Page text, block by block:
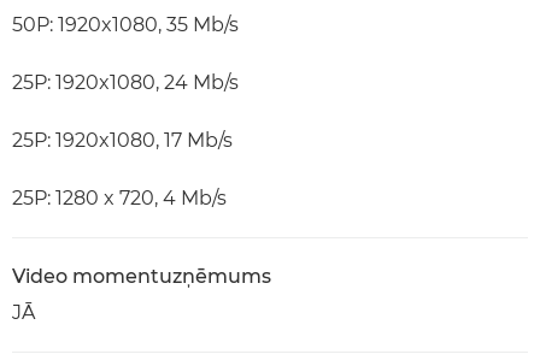
50P: 1920x1080, 35 Mb/s
25P: 1920x1080, 24 Mb/s
25P: 1920x1080, 17 Mb/s
25P: 1280 x 720, 4 Mb/s
Video momentuzņēmums
JĀ